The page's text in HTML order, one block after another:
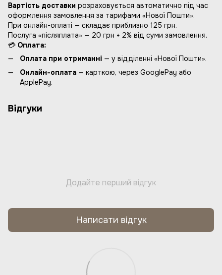
Вартість доставки розраховується автоматично під час
оформлення замовлення за тарифами «Нової Пошти».
При онлайн-оплаті — складає приблизно 125 грн.
Послуга «післяплата» — 20 грн + 2% від суми замовлення.
💳 Оплата:
Оплата при отриманні — у відділенні «Нової Пошти».
Онлайн-оплата — карткою, через GooglePay або
ApplePay.
Відгуки
Додайте перший відгук
Написати відгук